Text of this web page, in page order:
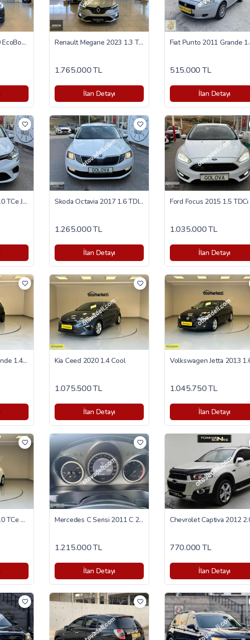
Ford Puma 2024 1.0 EcoBoost Style Renault Megane 2023 1.3 TCe Icon
1.765.000 TL
İlan Detayı
515.000 TL
İlan Detayı
Renault Clio 2022 1.0 TCe Joy Skoda Octavia 2017 1.6 TDI Optimal
1.265.000 TL
İlan Detayı
1.035.000 TL
İlan Detayı
Fiat Punto 2009 Grande 1.4 Fire Active Kia Ceed 2020 1.4 Cool
1.075.500 TL
İlan Detayı
1.045.750 TL
İlan Detayı
Renault Clio 2024 1.0 TCe Evolution Mercedes C Serisi 2011 C 250 CDI BlueEfficiency Fascination
1.215.000 TL
İlan Detayı
770.000 TL
İlan Detayı